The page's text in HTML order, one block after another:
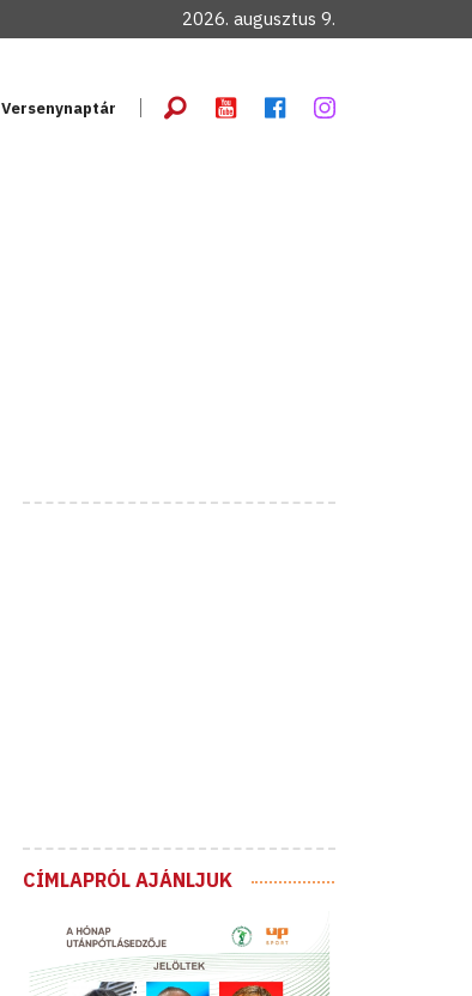
2026. augusztus 9.
Versenynaptár
CÍMLAPRÓL AJÁNLJUK